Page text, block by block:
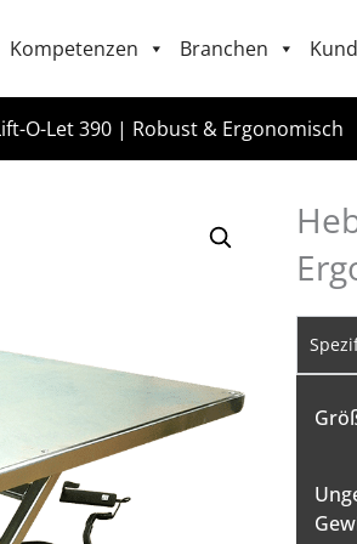
Kompetenzen Branchen
O-Let 390 | Robust & Ergonomisch